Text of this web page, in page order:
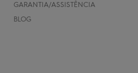
GARANTIA/ASSISTÊNCIA
BLOG